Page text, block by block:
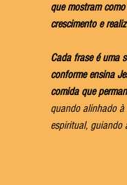
que mostram
crescimento e
Cada frase é uma
conforme ensina
comida que
quando alinhado à
espiritual, guiando